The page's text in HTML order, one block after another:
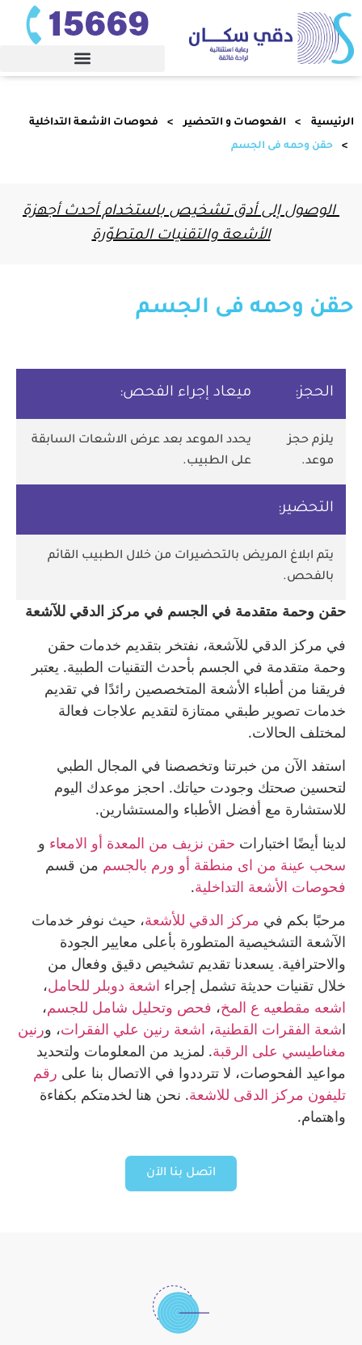
الرئيسية الفحوصات و التحضير ﻓﺤﻮﺻﺎت الأﺷﻌﺔ اﻟﺘﺪاﺧﻠﻴﺔ
حقن وحمه فى الجسم
الوصول إلى أدق تشخيص باستخدام أحدث أجهزة
الأشعة والتقنيات المتطوّرة
حقن وحمه فى الجسم
الحجز: ميعاد إجراء الفحص:
يلزم حجز
موعد.
يحدد الموعد بعد عرض الاشعات السابقة
على الطبيب.
التحضير:
يتم ابلاغ المريض بالتحضيرات من خلال الطبيب القائم
بالفحص.
حقن وحمة متقدمة في الجسم في مركز الدقي للآشعة
في مركز الدقي للآشعة، نفتخر بتقديم خدمات حقن
وحمة متقدمة في الجسم بأحدث التقنيات الطبية. يعتبر
فريقنا من أطباء الأشعة المتخصصين رائدًا في تقديم
خدمات تصوير طبقي ممتازة لتقديم علاجات فعالة
لمختلف الحالات.
استفد الآن من خبرتنا وتخصصنا في المجال الطبي
لتحسين صحتك وجودت حياتك. احجز موعدك اليوم
للاستشارة مع أفضل الأطباء والمستشارين.
لدينا أيضًا اختبارات حقن نزيف من المعدة أو الامعاء و
سحب عينة من اى منطقة أو ورم بالجسم من قسم
ﻓﺤﻮﺻﺎت الأﺷﻌﺔ اﻟﺘﺪاﺧﻠﻴﺔ.
مرحبًا بكم في مركز الدقي للأشعة، حيث نوفر خدمات
الآشعة التشخيصية المتطورة بأعلى معايير الجودة
والاحترافية. يسعدنا تقديم تشخيص دقيق وفعال من
خلال تقنيات حديثة تشمل إجراء اشعة دوبلر للحامل،
اشعه مقطعيه ع المخ، فحص وتحليل شامل للجسم،
اشعة الفقرات القطنية، اشعة رنين علي الفقرات، ورنين
مغناطيسي على الرقبة. لمزيد من المعلومات ولتحديد
مواعيد الفحوصات، لا تترددوا في الاتصال بنا على رقم
تليفون مركز الدقى للاشعة. نحن هنا لخدمتكم بكفاءة
واهتمام.
اتصل بنا الآن